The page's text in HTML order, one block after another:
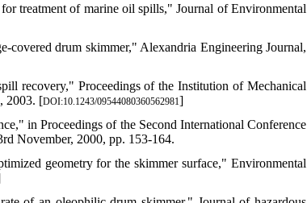
treatment of marine oil spills," Journal of Environmental
drum skimmer," Alexandria Engineering Journal,
recovery," Proceedings of the Institution of Mechanical
2003. [DOI:10.1243/09544080360562981]
in Proceedings of the Second International Conference
November, 2000, pp. 153-164.
geometry for the skimmer surface," Environmental